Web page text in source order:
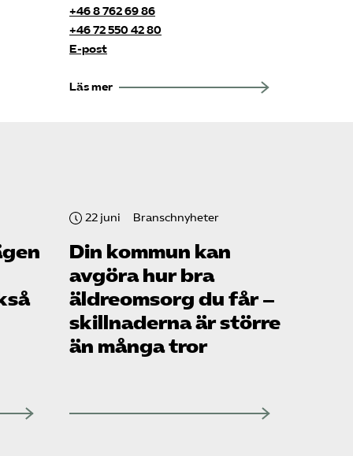
Sök på vardforetagarna.se
+46 8 762 69 86
+46 72 550 42 80
E-post
Läs mer
22 juni Branschnyheter
Din kommun kan
avgöra hur bra
äldreomsorg du får –
skillnaderna är större
än många tror